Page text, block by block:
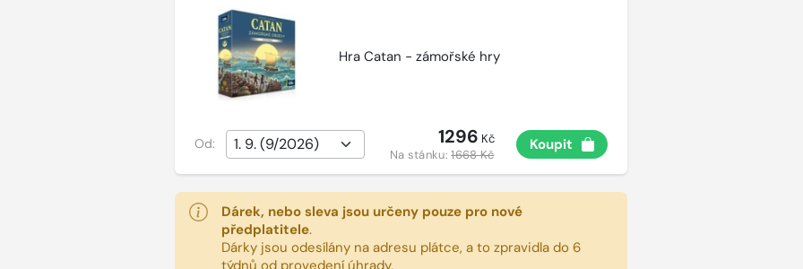
Hra Catan - zámořské hry
Od: 1296 Kč
Na stánku:1668 Kč
Koupit
Dárek, nebo sleva jsou určeny pouze pro nové
předplatitele.
Dárky jsou odesílány na adresu plátce, a to zpravidla do 6